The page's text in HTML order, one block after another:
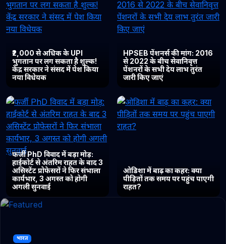
₹2,000 से अधिक के UPI
भुगतान पर लग सकता है शुल्क!
केंद्र सरकार ने संसद में पेश किया
नया विधेयक
HPSEB पेंशनर्स की मांग: 2016
से 2022 के बीच सेवानिवृत्त
पेंशनरों के सभी देय लाभ तुरंत
जारी किए जाएं
फर्जी PhD विवाद में बड़ा मोड़:
हाईकोर्ट से अंतरिम राहत के बाद 3
असिस्टेंट प्रोफेसरों ने फिर संभाला
कार्यभार, 3 अगस्त को होगी
अगली सुनवाई
ओडिशा में बाढ़ का कहर: क्या
पीड़ितों तक समय पर पहुंच पाएगी
राहत?
भारत